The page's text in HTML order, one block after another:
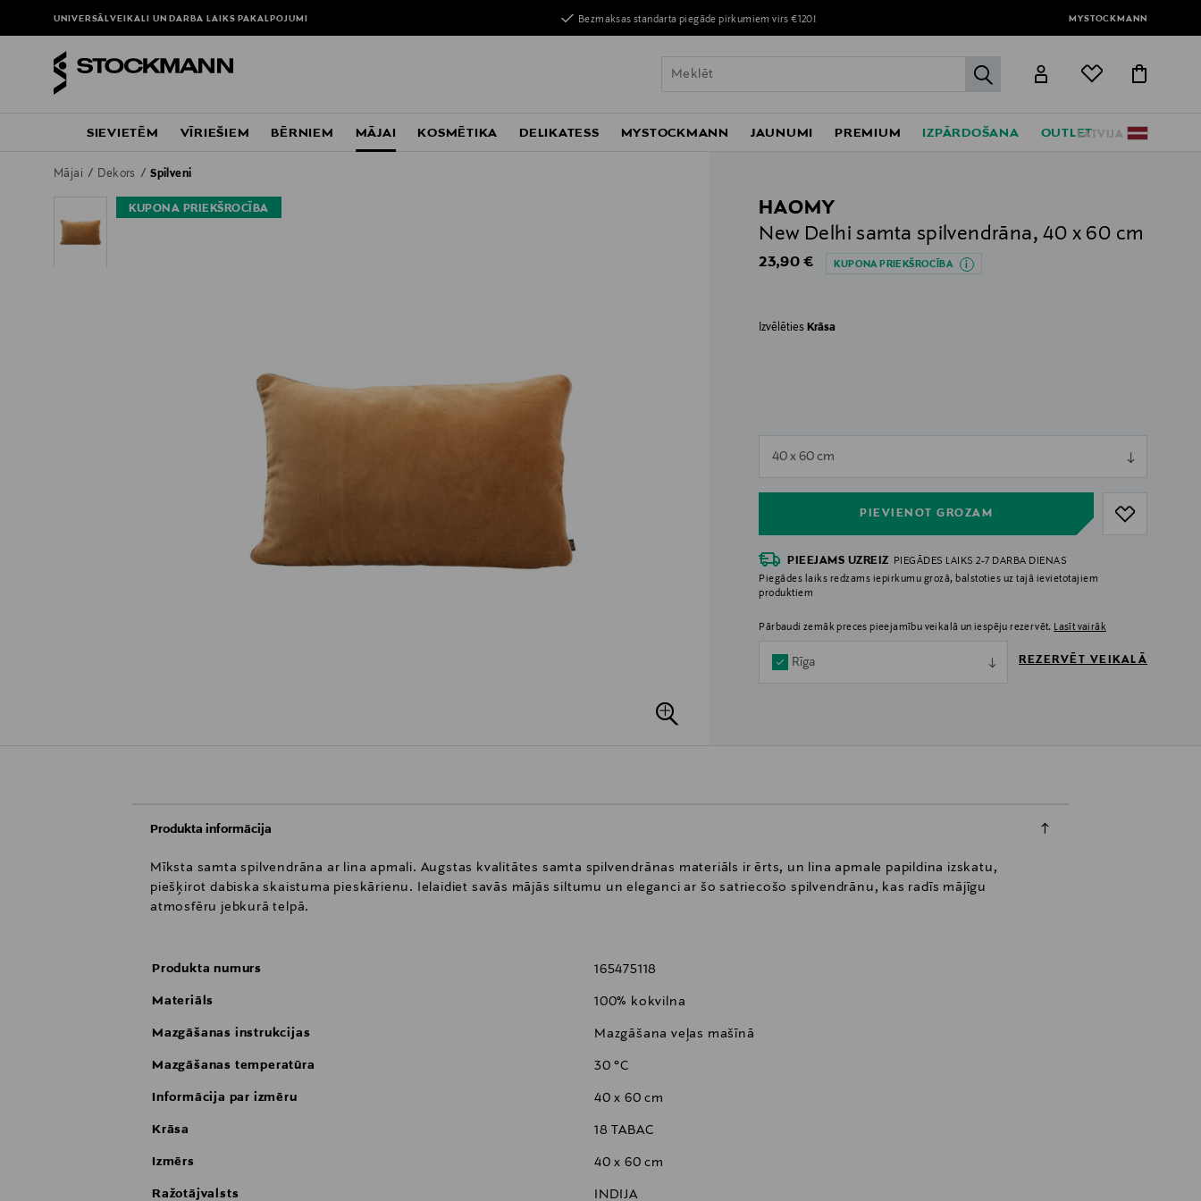
UNIVERSĀLVEIKALI UN DARBA LAIKSPAKALPOJUMI Bezmaksas standarta piegāde pirkumiem virs €120! MYSTOCKMANN
label.header.go
LATVIJA
SIEVIETĒM VĪRIEŠIEM BĒRNIEM MĀJAI KOSMĒTIKA DELIKATESS MYSTOCKMANN JAUNUMI PREMIUM IZPĀRDOŠANA OUTLET
Mājai Dekors Spilveni
KUPONA PRIEKŠROCĪBA
HAOMY
New Delhi samta spilvendrāna, 40 x 60 cm
Original Price
23,90 € KUPONA PRIEKŠROCĪBA
IzvēlētiesKrāsa
40 x 60 cm
PIEVIENOT GROZAM
null
PIEEJAMS UZREIZ PIEGĀDES LAIKS 2-7 DARBA DIENAS
Piegādes laiks redzams iepirkumu grozā, balstoties uz tajā ievietotajiem
produktiem
Pārbaudi zemāk preces pieejamību veikalā un iespēju rezervēt. Lasīt vairāk
Rīga REZERVĒT VEIKALĀ
Produkta informācija
Mīksta samta spilvendrāna ar lina apmali. Augstas kvalitātes samta spilvendrānas materiāls ir ērts, un lina apmale papildina izskatu,
piešķirot dabiska skaistuma pieskārienu. Ielaidiet savās mājās siltumu un eleganci ar šo satriecošo spilvendrānu, kas radīs mājīgu
atmosfēru jebkurā telpā.
Produkta numurs 165475118
Materiāls 100% kokvilna
Mazgāšanas instrukcijas Mazgāšana veļas mašīnā
Mazgāšanas temperatūra 30 °C
Informācija par izmēru 40 x 60 cm
Krāsa 18 TABAC
Izmērs 40 x 60 cm
Ražotājvalsts INDIJA